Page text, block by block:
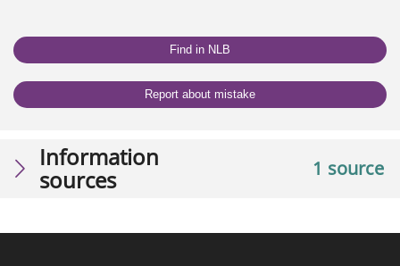
Find in NLB
Report about mistake
1 source
Information
sources